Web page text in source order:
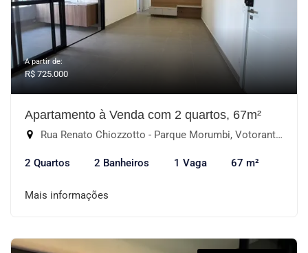
A partir de:
R$ 725.000
Apartamento à Venda com 2 quartos, 67m²
Rua Renato Chiozzotto - Parque Morumbi, Votorantim-SP
2 Quartos 2 Banheiros 1 Vaga 67 m²
Mais informações